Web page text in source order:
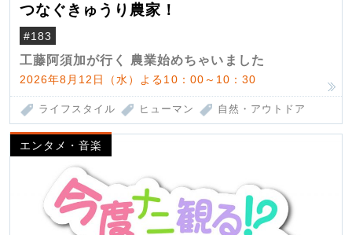
つなぐきゅうり農家！
#183
工藤阿須加が行く 農業始めちゃいました
2026年8月12日（水）よる10：00～10：30
ライフスタイル ヒューマン 自然・アウトドア
エンタメ・音楽